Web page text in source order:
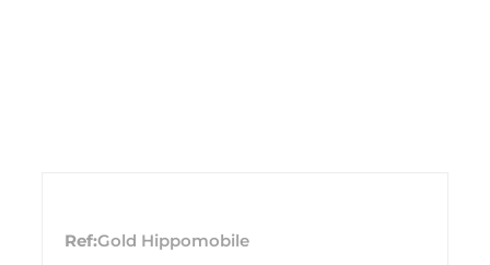
Ref:Gold Hippomobile